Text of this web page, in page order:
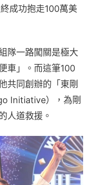
成功抱走100萬美
隊一路闖關是極大
車」。而這筆100
共同創辦的「東剛
Initiative），為剛
人道救援。